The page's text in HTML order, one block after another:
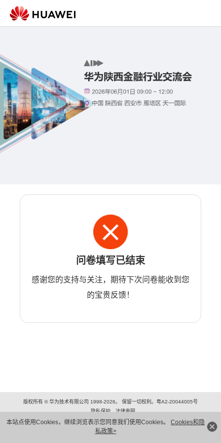
本站点使用Cookies，继续浏览表示您同意我们使用Cookies。 Cookies和隐
私政策>
问卷填写已结束
感谢您的支持与关注，期待下次问卷能收到您
的宝贵反馈！
版权所有 © 华为技术有限公司 1998-2026。 保留一切权利。粤A2-20044005号
隐私保护
法律声明